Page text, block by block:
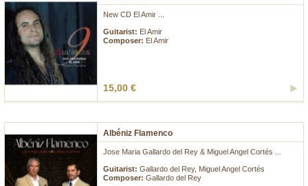
New CD El Amir ...
Guitarist: El Amir
Composer: El Amir
15,00 €
Albéniz Flamenco
Jose Maria Gallardo del Rey & Miguel Angel Cortés ...
Guitarist: Gallardo del Rey, Miguel Angel Cortés
Composer: Gallardo del Rey